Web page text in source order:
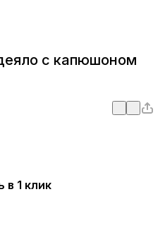
с капюшоном
в 1 клик